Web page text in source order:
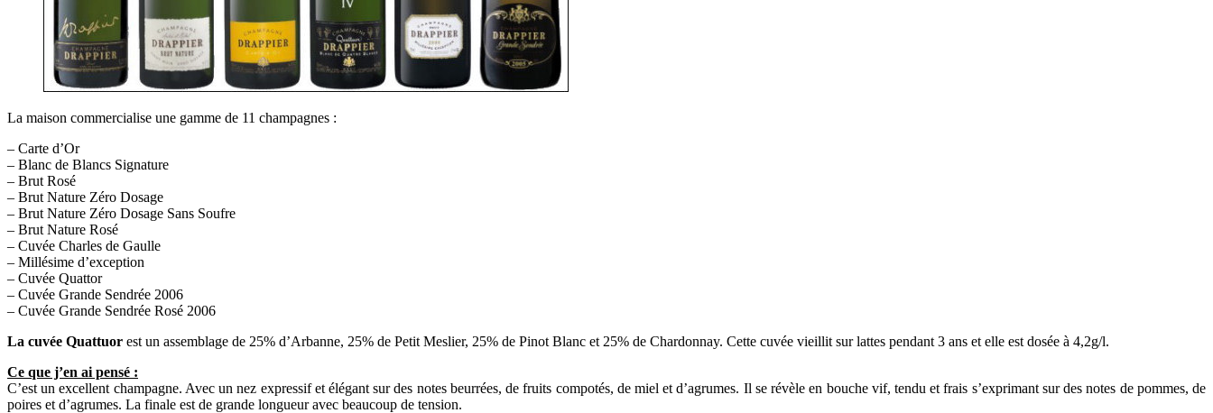
La maison commercialise une gamme de 11 champagnes :
– Carte d’Or
– Blanc de Blancs Signature
– Brut Rosé
– Brut Nature Zéro Dosage
– Brut Nature Zéro Dosage Sans Soufre
– Brut Nature Rosé
– Cuvée Charles de Gaulle
– Millésime d’exception
– Cuvée Quattor
– Cuvée Grande Sendrée 2006
– Cuvée Grande Sendrée Rosé 2006
La cuvée Quattuor est un assemblage de 25% d’Arbanne, 25% de Petit Meslier, 25% de Pinot Blanc et 25% de Chardonnay. Cette cuvée vieillit sur lattes pendant 3 ans et elle est dosée à 4,2g/l.
Ce que j’en ai pensé :
C’est un excellent champagne. Avec un nez expressif et élégant sur des notes beurrées, de fruits compotés, de miel et d’agrumes. Il se révèle en bouche vif, tendu et frais s’exprimant sur des notes de pommes, de
poires et d’agrumes. La finale est de grande longueur avec beaucoup de tension.